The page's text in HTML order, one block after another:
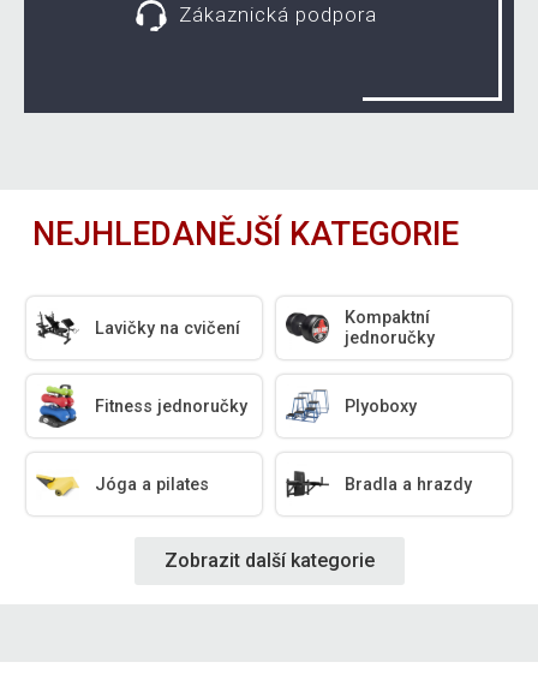
Zákaznická podpora
NEJHLEDANĚJŠÍ KATEGORIE
Lavičky na cvičení
Kompaktní
jednoručky
Fitness jednoručky Plyoboxy
Jóga a pilates Bradla a hrazdy
Zobrazit další kategorie